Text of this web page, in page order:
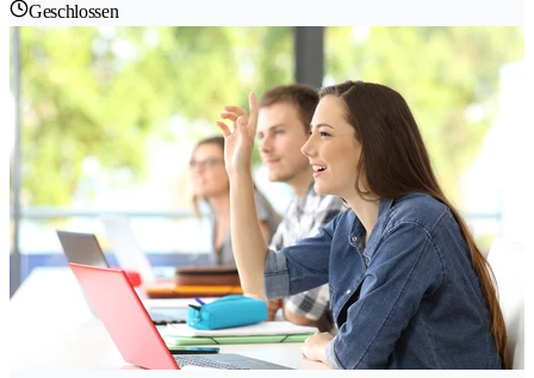
Geschlossen